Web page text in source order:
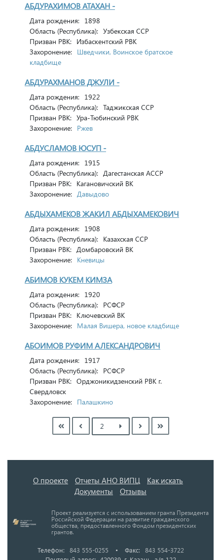
АБДУРАХИМОВ АТАХАН -
Дата рождения: 1898
Область (Республика): Узбекская ССР
Призван РВК: Избаскентский РВК
Захоронение: Шведчики, Воинское братское
кладбище
АБДУРАХМАНОВ ДЖУЛИ -
Дата рождения: 1922
Область (Республика): Таджикская ССР
Призван РВК: Ура-Тюбинский РВК
Захоронение: Ржев
АБДУСЛАМОВ ЮСУП -
Дата рождения: 1915
Область (Республика): Дагестанская АССР
Призван РВК: Кагановичский ВК
Захоронение: Давыдово
АБДЫХАМЕКОВ ЖАКИЛ АБДЫХАМЕКОВИЧ
Дата рождения: 1908
Область (Республика): Казахская ССР
Призван РВК: Домбаровский ВК
Захоронение: Кневицы
АБИМОВ КУКЕМ КИМЗА
Дата рождения: 1920
Область (Республика): РСФСР
Призван РВК: Ключевский ВК
Захоронение: Малая Вишера, новое кладбище
АБОИМОВ РУФИМ АЛЕКСАНДРОВИЧ
Дата рождения: 1917
Область (Республика): РСФСР
Призван РВК: Орджоникидзенский РВК г.
Свердловск
Захоронение: Палашкино
О проекте Отчеты АНО ВИПЦ
Как искать
Документы
Отзывы
Проект реализуется с использованием гранта Президента
Российской Федерации на развитие гражданского
общества, предоставленного Фондом президентских
грантов.
Телефон: 843 555-0255 • Факс:
843 554-3722